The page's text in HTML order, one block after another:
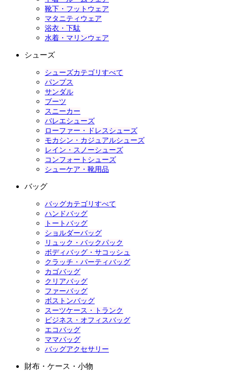
靴下・フットウェア
マタニティウェア
浴衣・下駄
水着・マリンウェア
シューズ
シューズカテゴリすべて
パンプス
サンダル
ブーツ
スニーカー
バレエシューズ
ローファー・ドレスシューズ
モカシン・カジュアルシューズ
レイン・スノーシューズ
コンフォートシューズ
シューケア・靴用品
バッグ
バッグカテゴリすべて
ハンドバッグ
トートバッグ
ショルダーバッグ
リュック・バックパック
ボディバッグ・サコッシュ
クラッチ・パーティバッグ
カゴバッグ
クリアバッグ
ファーバッグ
ボストンバッグ
スーツケース・トランク
ビジネス・オフィスバッグ
エコバッグ
ママバッグ
バッグアクセサリー
財布・ケース・小物